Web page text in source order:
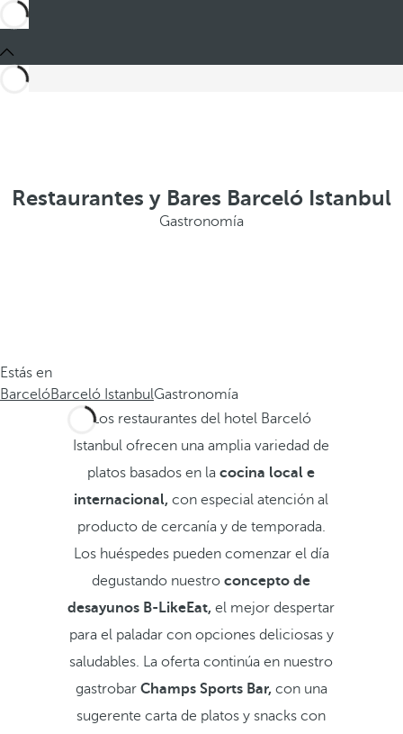
Restaurantes y Bares Barceló Istanbul
Gastronomía
Estás en
BarcelóBarceló IstanbulGastronomía
Los restaurantes del hotel Barceló
Istanbul ofrecen una amplia variedad de
platos basados en lacocina local e
internacional, con especial atención al
producto de cercanía y de temporada.
Los huéspedes pueden comenzar el día
degustando nuestroconcepto de
desayunos B-LikeEat,el mejor despertar
para el paladar con opciones deliciosas y
saludables. La oferta continúa en nuestro
gastrobar Champs Sports Bar,con una
sugerente carta de platos y snacks con